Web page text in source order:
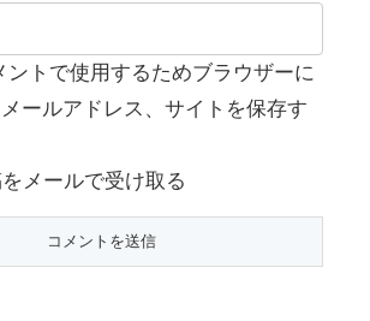
ントで使用するためブラウザーに
ールアドレス、サイトを保存す
メールで受け取る